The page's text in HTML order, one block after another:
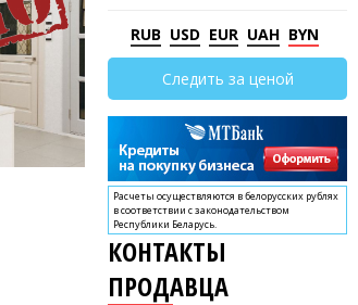
RUB USD EUR UAH BYN
Следить за ценой
Расчеты осуществляются в белорусских рублях
в соответствии с законодательством
Республики Беларусь.
КОНТАКТЫ
ПРОДАВЦА